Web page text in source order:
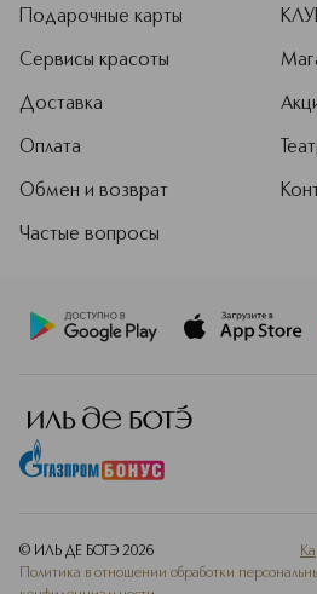
Подарочные карты
Сервисы красоты
Доставка
Оплата
Обмен и возврат
Частые вопросы
© ИЛЬ ДЕ БОТЭ 2026
Политика в отношении обработки